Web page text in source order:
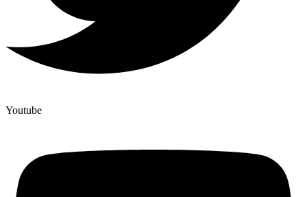
Youtube